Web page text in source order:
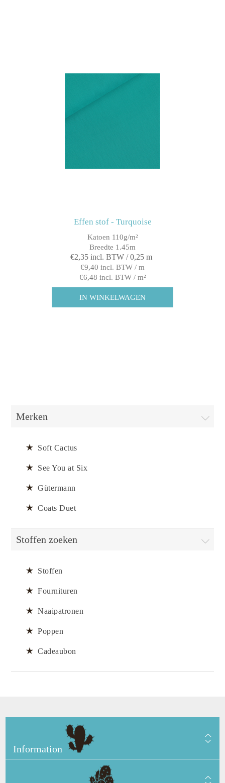
Effen stof - Turquoise
Katoen 110g/m²
Breedte 1.45m
€2,35 incl. BTW / 0,25 m
€9,40 incl. BTW / m
€6,48 incl. BTW / m²
Merken
Soft Cactus
See You at Six
Gütermann
Coats Duet
Stoffen zoeken
Stoffen
Fournituren
Naaipatronen
Poppen
Cadeaubon
Information